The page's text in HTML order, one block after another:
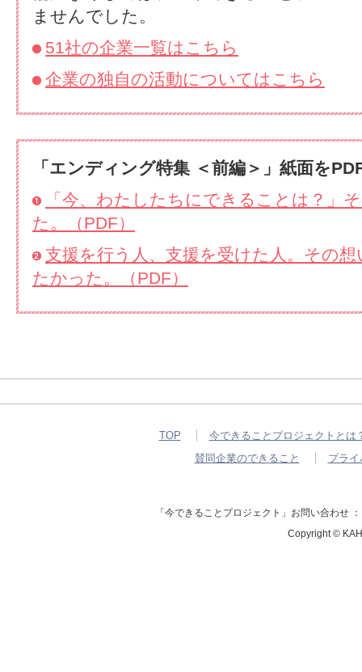
ませんでした。
51社の企業一覧はこちら
企業の独自の活動についてはこちら
「エンディング特集 ＜前編＞」紙面を
「今、わたしたちにできることは？」
た。（PDF）
支援を行う人、支援を受けた人。その
たかった。（PDF）
TOP
今できることプロジェクトとは
賛同企業のできること
プラ
「今できることプロジェクト」お問い合わ
Copyright ©